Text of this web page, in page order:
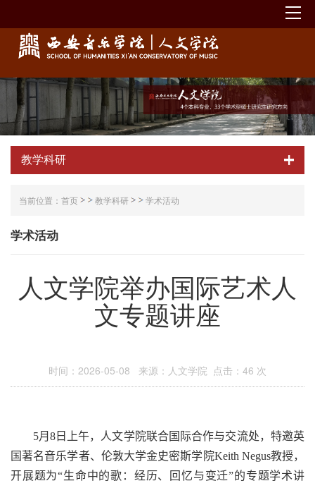
教学科研
当前位置： 首页 教学科研 学术活动
学术活动
人文学院举办国际艺术人
文专题讲座
时间：2026-05-08 来源：人文学院 点击： 46 次
5月 8日上午，人文学院联合国际合作与交流处，特邀英
国著名音乐学者、伦敦大学金史密斯学院Keith Negus教授，
开展题为“生命中的歌：经历、回忆与变迁”的专题学术讲